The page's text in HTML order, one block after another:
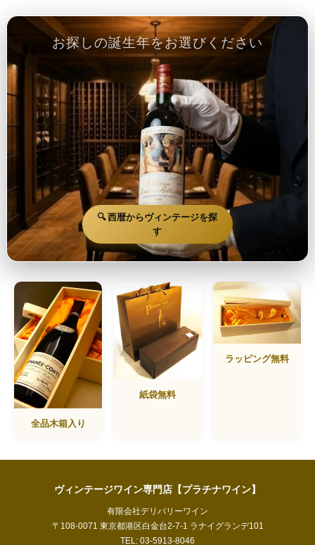
お探しの誕生年をお選びください
🔍 西暦からヴィンテージを探
す
全品木箱入り
紙袋無料
ラッピング無料
ヴィンテージワイン専門店【プラチナワイン】
有限会社デリバリーワイン
〒108-0071 東京都港区白金台2-7-1 ラナイグランデ101
TEL: 03-5913-8046